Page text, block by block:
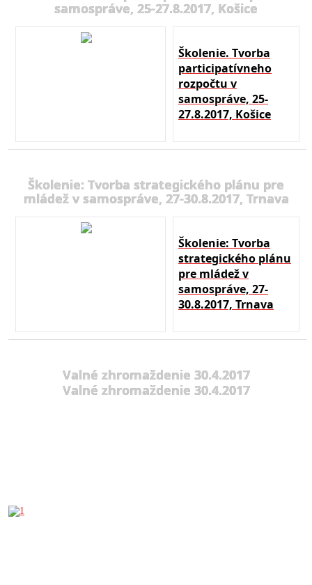
samospráve, 25-27.8.2017, Košice
Školenie. Tvorba
participatívneho
rozpočtu v
samospráve, 25-
27.8.2017, Košice
Školenie: Tvorba strategického plánu pre
mládež v samospráve, 27-30.8.2017, Trnava
Školenie: Tvorba
strategického plánu
pre mládež v
samospráve, 27-
30.8.2017, Trnava
Valné zhromaždenie 30.4.2017
Valné zhromaždenie 30.4.2017